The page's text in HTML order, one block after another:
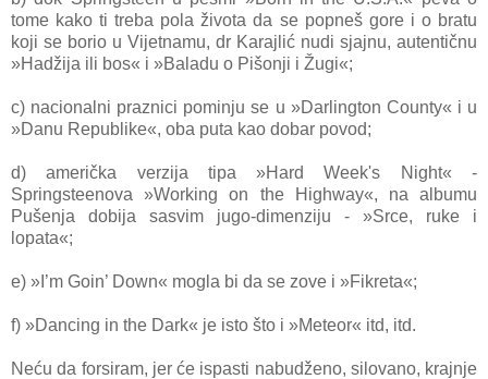
tome kako ti treba pola života da se popneš gore i o bratu
koji se borio u Vijetnamu, dr Karajlić nudi sjajnu, autentičnu
»Hadžija ili bos« i »Baladu o Pišonji i Žugi«;
c) nacionalni praznici pominju se u »Darlington County« i u
»Danu Republike«, oba puta kao dobar povod;
d) američka verzija tipa »Hard Week's Night« -
Springsteenova »Working on the Highway«, na albumu
Pušenja dobija sasvim jugo-dimenziju - »Srce, ruke i
lopata«;
e) »I’m Goin’ Down« mogla bi da se zove i »Fikreta«;
f) »Dancing in the Dark« je isto što i »Meteor« itd, itd.
Neću da forsiram, jer će ispasti nabudženo, silovano, krajnje